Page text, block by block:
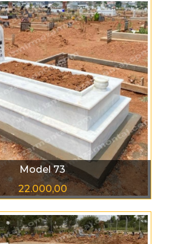
Model 73
22.000,00